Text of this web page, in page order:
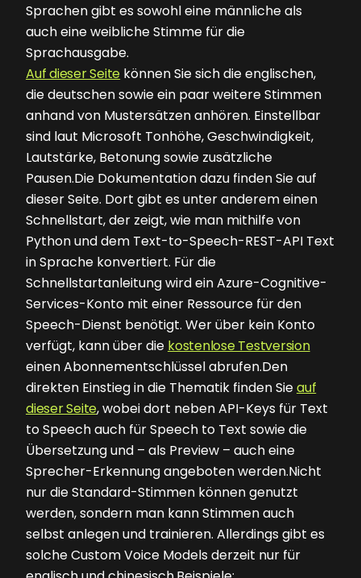
Sprachen gibt es sowohl eine männliche als
auch eine weibliche Stimme für die
Sprachausgabe.
Auf dieser Seite können Sie sich die englischen,
die deutschen sowie ein paar weitere Stimmen
anhand von Mustersätzen anhören. Einstellbar
sind laut Microsoft Tonhöhe, Geschwindigkeit,
Lautstärke, Betonung sowie zusätzliche
Pausen.Die Dokumentation dazu finden Sie auf
dieser Seite. Dort gibt es unter anderem einen
Schnellstart, der zeigt, wie man mithilfe von
Python und dem Text-to-Speech-REST-API Text
in Sprache konvertiert. Für die
Schnellstartanleitung wird ein Azure-Cognitive-
Services-Konto mit einer Ressource für den
Speech-Dienst benötigt. Wer über kein Konto
verfügt, kann über die kostenlose Testversion
einen Abonnementschlüssel abrufen.Den
direkten Einstieg in die Thematik finden Sieauf
dieser Seite, wobei dort neben API-Keys für Text
to Speech auch für Speech to Text sowie die
Übersetzung und – als Preview – auch eine
Sprecher-Erkennung angeboten werden.Nicht
nur die Standard-Stimmen können genutzt
werden, sondern man kann Stimmen auch
selbst anlegen und trainieren. Allerdings gibt es
solche Custom Voice Models derzeit nur für